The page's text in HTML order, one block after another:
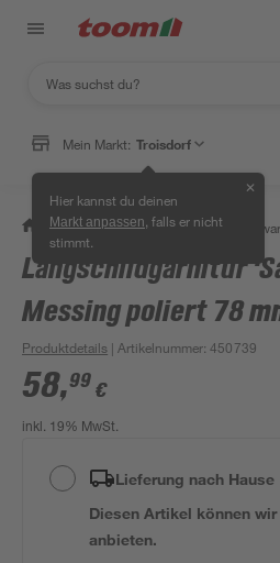
Mein Markt: Troisdorf
Hier kannst du deinen
Markt anpassen , falls er nicht
stimmt.
✕
/ Werkstatt & Maschinen /
Langschildgarnitur
Messing poliert 78
Produktdetails | Artikelnummer:450739
58,99 €
inkl. 19% MwSt.
Lieferung nach Hause
Diesen Artikel können
anbieten.